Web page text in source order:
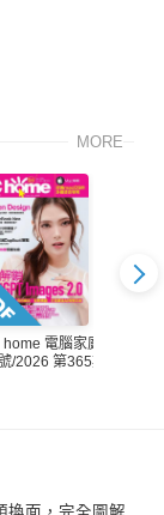
MORE
home 電腦家庭
/2026 第365期